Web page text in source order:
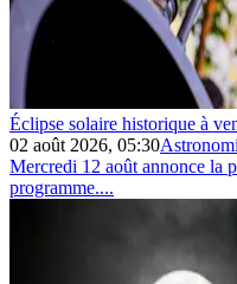
Éclipse solaire historique à
02 août 2026, 05:30
Mercredi 12 août annonce la
programme....